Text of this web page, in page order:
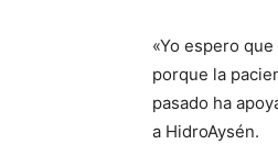
«Yo espero
porque la
pasado ha
a HidroAysén.